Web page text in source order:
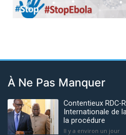
Previous
À Ne Pas Manquer
Contentieux RDC-
Internationale de
la procédure
Il y a environ un jour